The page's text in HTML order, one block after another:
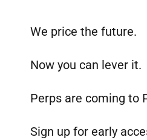
We price the future.
Now you can lever it.
Perps are coming to
Sign up for early